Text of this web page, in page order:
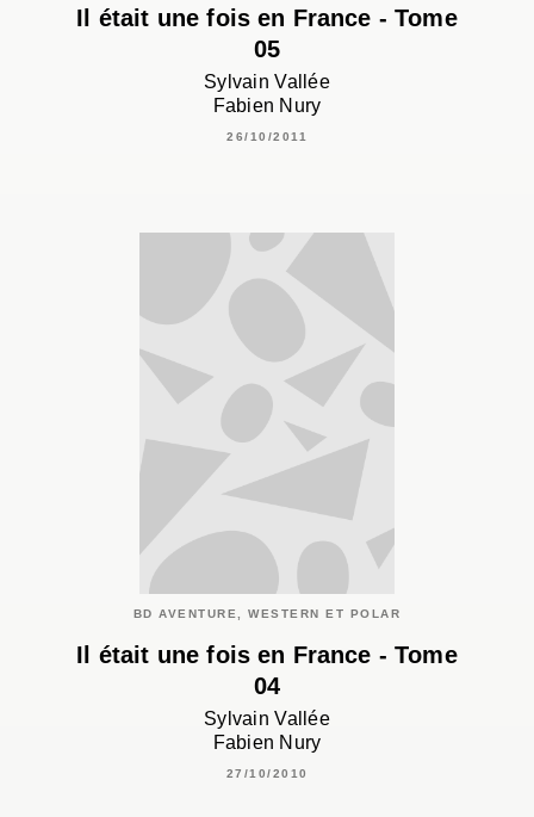
Il était une fois en France - Tome
05
Sylvain Vallée
Fabien Nury
26/10/2011
BD AVENTURE, WESTERN ET POLAR
Il était une fois en France - Tome
04
Sylvain Vallée
Fabien Nury
27/10/2010